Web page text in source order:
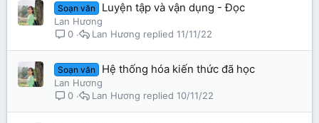
Soạn văn Luyện tập và vận dụng - Đọc
Lan Hương
0
11/11/22
Lan Hương
Soạn văn Hệ thống hóa kiến thức đã học
Lan Hương
0
10/11/22
Lan Hương